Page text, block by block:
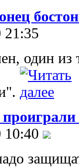
21:35
один из
10:40